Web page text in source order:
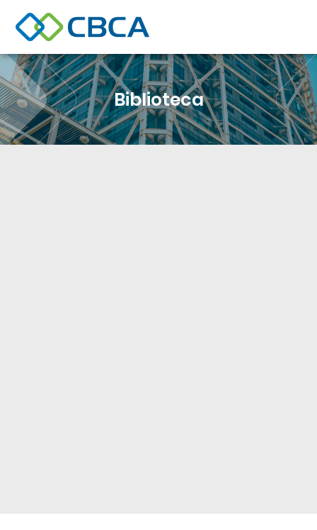
Biblioteca